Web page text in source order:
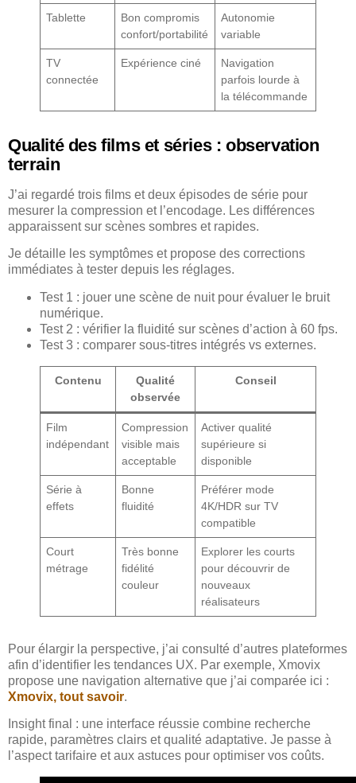
Tablette
Bon compromis
confort/portabilité
Autonomie
variable
TV
connectée
Expérience ciné
Navigation
parfois lourde à
la télécommande
Qualité des films et séries : observation
terrain
J’ai regardé trois films et deux épisodes de série pour
mesurer la compression et l’encodage. Les différences
apparaissent sur scènes sombres et rapides.
Je détaille les symptômes et propose des corrections
immédiates à tester depuis les réglages.
Test 1 : jouer une scène de nuit pour évaluer le bruit
numérique.
Test 2 : vérifier la fluidité sur scènes d’action à 60 fps.
Test 3 : comparer sous-titres intégrés vs externes.
Contenu
Qualité
observée
Conseil
Film
indépendant
Compression
visible mais
acceptable
Activer qualité
supérieure si
disponible
Série à
effets
Bonne
fluidité
Préférer mode
4K/HDR sur TV
compatible
Court
métrage
Très bonne
fidélité
couleur
Explorer les courts
pour découvrir de
nouveaux
réalisateurs
Pour élargir la perspective, j’ai consulté d’autres plateformes
afin d’identifier les tendances UX. Par exemple, Xmovix
propose une navigation alternative que j’ai comparée ici :
Xmovix, tout savoir.
Insight final : une interface réussie combine recherche
rapide, paramètres clairs et qualité adaptative. Je passe à
l’aspect tarifaire et aux astuces pour optimiser vos coûts.